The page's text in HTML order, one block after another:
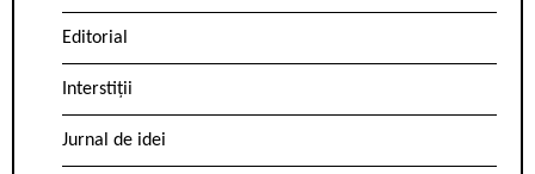
Editorial
Interstiții
Jurnal de idei